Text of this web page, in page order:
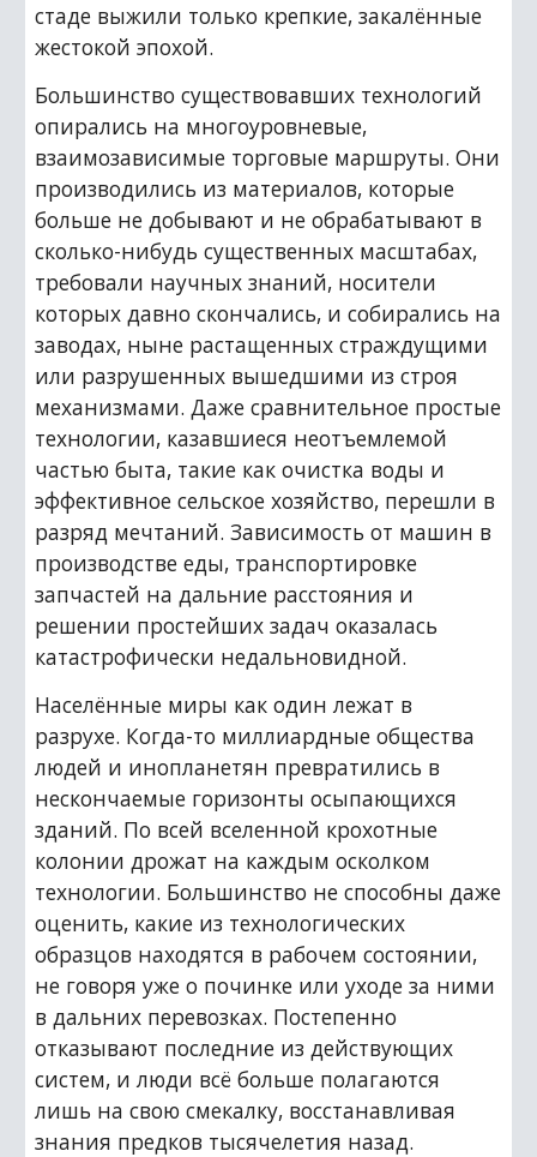
стаде выжили только крепкие, закалённые
жестокой эпохой.
Большинство существовавших технологий
опирались на многоуровневые,
взаимозависимые торговые маршруты. Они
производились из материалов, которые
больше не добывают и не обрабатывают в
сколько-нибудь существенных масштабах,
требовали научных знаний, носители
которых давно скончались, и собирались на
заводах, ныне растащенных страждущими
или разрушенных вышедшими из строя
механизмами. Даже сравнительное простые
технологии, казавшиеся неотъемлемой
частью быта, такие как очистка воды и
эффективное сельское хозяйство, перешли в
разряд мечтаний. Зависимость от машин в
производстве еды, транспортировке
запчастей на дальние расстояния и
решении простейших задач оказалась
катастрофически недальновидной.
Населённые миры как один лежат в
разрухе. Когда-то миллиардные общества
людей и инопланетян превратились в
нескончаемые горизонты осыпающихся
зданий. По всей вселенной крохотные
колонии дрожат на каждым осколком
технологии. Большинство не способны даже
оценить, какие из технологических
образцов находятся в рабочем состоянии,
не говоря уже о починке или уходе за ними
в дальних перевозках. Постепенно
отказывают последние из действующих
систем, и люди всё больше полагаются
лишь на свою смекалку, восстанавливая
знания предков тысячелетия назад.